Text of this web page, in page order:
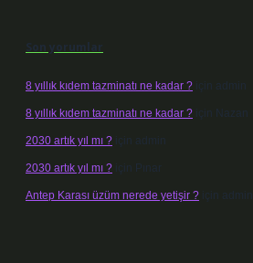
Son yorumlar
8 yıllık kıdem tazminatı ne kadar ? için admin
8 yıllık kıdem tazminatı ne kadar ? için Nazan
2030 artık yıl mı ? için admin
2030 artık yıl mı ? için Pınar
Antep Karası üzüm nerede yetişir ? için admin